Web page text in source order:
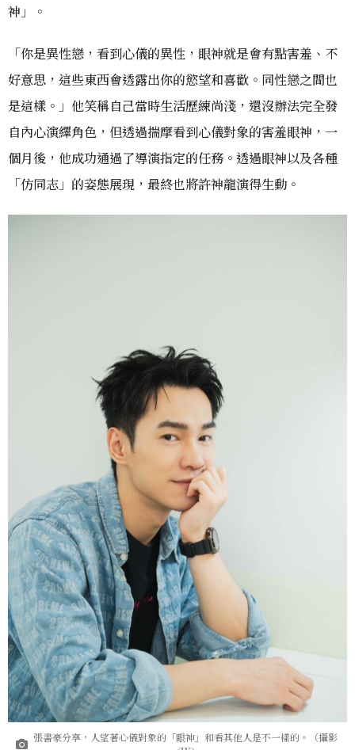
神」。
「你是異性戀，看到心儀的異性，眼神就是會有點害羞、不
好意思，這些東西會透露出你的慾望和喜歡。同性戀之間也
是這樣。」他笑稱自己當時生活歷練尚淺，還沒辦法完全發
自內心演繹角色，但透過揣摩看到心儀對象的害羞眼神，一
個月後，他成功通過了導演指定的任務。透過眼神以及各種
「仿同志」的姿態展現，最終也將許神龍演得生動。
張書豪分享，人望著心儀對象的「眼神」和看其他人是不一樣的。（攝影